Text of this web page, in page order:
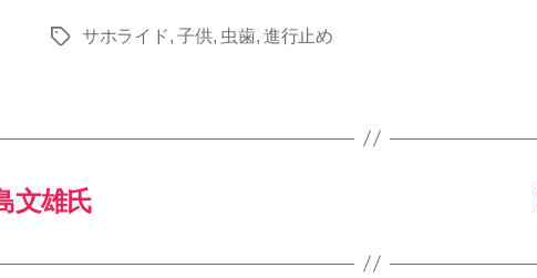
タ
サホライド,子供, 虫歯, 進行止め
文雄氏